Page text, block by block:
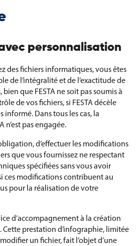
personnalisation
des fichiers informatiques, vous êtes
de l’intégralité et de l’exactitude de
bien que FESTA ne soit pas soumis à
de vos fichiers, si FESTA décèle
informé. Dans tous les cas, la
n’est pas engagée.
d’effectuer les modifications
que vous fournissez ne respectant
spécifiées sans vous avoir
ces modifications contribuent au
pour la réalisation de votre
d’accompagnement à la création
Cette prestation d’infographie, limitée
un fichier, fait l’objet d’une